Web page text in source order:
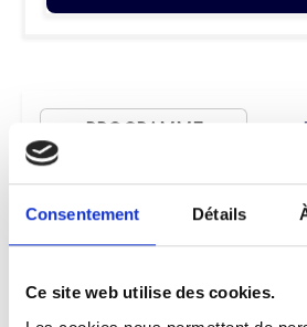
Consentement Détails
Ce site web utilise des cookies.
MODALITÉS
CONTACTS